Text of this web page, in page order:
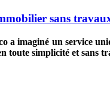
sans
a imaginé un service
toute simplicité et sans